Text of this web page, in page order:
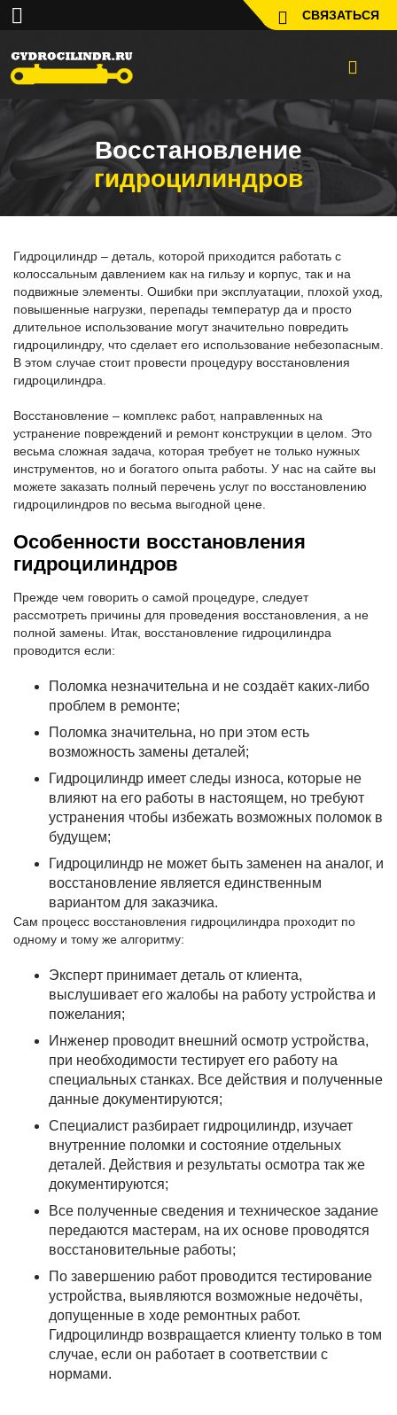
СВЯЗАТЬСЯ
Восстановление
гидроцилиндров
Гидроцилиндр – деталь, которой приходится работать с
колоссальным давлением как на гильзу и корпус, так и на
подвижные элементы. Ошибки при эксплуатации, плохой уход,
повышенные нагрузки, перепады температур да и просто
длительное использование могут значительно повредить
гидроцилиндру, что сделает его использование небезопасным.
В этом случае стоит провести процедуру восстановления
гидроцилиндра.
Восстановление – комплекс работ, направленных на
устранение повреждений и ремонт конструкции в целом. Это
весьма сложная задача, которая требует не только нужных
инструментов, но и богатого опыта работы. У нас на сайте вы
можете заказать полный перечень услуг по восстановлению
гидроцилиндров по весьма выгодной цене.
Особенности восстановления
гидроцилиндров
Прежде чем говорить о самой процедуре, следует
рассмотреть причины для проведения восстановления, а не
полной замены. Итак, восстановление гидроцилиндра
проводится если:
Поломка незначительна и не создаёт каких-либо
проблем в ремонте;
Поломка значительна, но при этом есть
возможность замены деталей;
Гидроцилиндр имеет следы износа, которые не
влияют на его работы в настоящем, но требуют
устранения чтобы избежать возможных поломок в
будущем;
Гидроцилиндр не может быть заменен на аналог, и
восстановление является единственным
вариантом для заказчика.
Сам процесс восстановления гидроцилиндра проходит по
одному и тому же алгоритму:
Эксперт принимает деталь от клиента,
выслушивает его жалобы на работу устройства и
пожелания;
Инженер проводит внешний осмотр устройства,
при необходимости тестирует его работу на
специальных станках. Все действия и полученные
данные документируются;
Специалист разбирает гидроцилиндр, изучает
внутренние поломки и состояние отдельных
деталей. Действия и результаты осмотра так же
документируются;
Все полученные сведения и техническое задание
передаются мастерам, на их основе проводятся
восстановительные работы;
По завершению работ проводится тестирование
устройства, выявляются возможные недочёты,
допущенные в ходе ремонтных работ.
Гидроцилиндр возвращается клиенту только в том
случае, если он работает в соответствии с
нормами.